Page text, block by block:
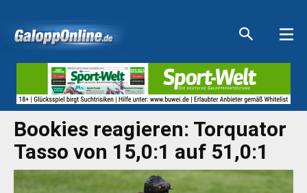
Bookies reagieren: Torquator
Tasso von 15,0:1 auf 51,0:1